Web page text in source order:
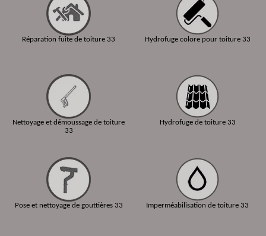
Réparation fuite de toiture 33
Nettoyage et démoussage de toiture
33
Pose et nettoyage de gouttières 33
Hydrofuge colore pour toiture 33
Hydrofuge de toiture 33
Imperméabilisation de toiture 33